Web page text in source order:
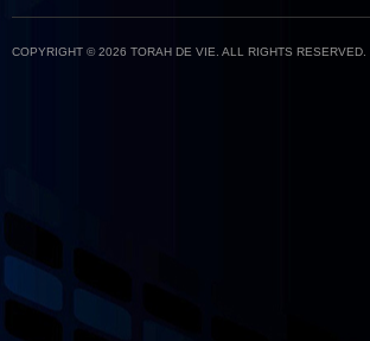
COPYRIGHT © 2026 TORAH DE VIE. ALL RIGHTS RESERVED.